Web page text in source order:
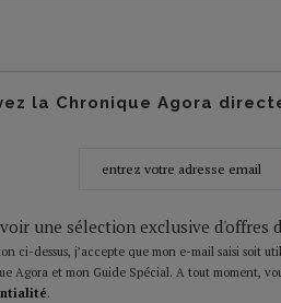
la Chronique Agora
une sélection exclusive d'offres
ci-dessus, j’accepte que mon e-mail saisi soit
Agora et mon Guide Spécial. A tout moment,
.